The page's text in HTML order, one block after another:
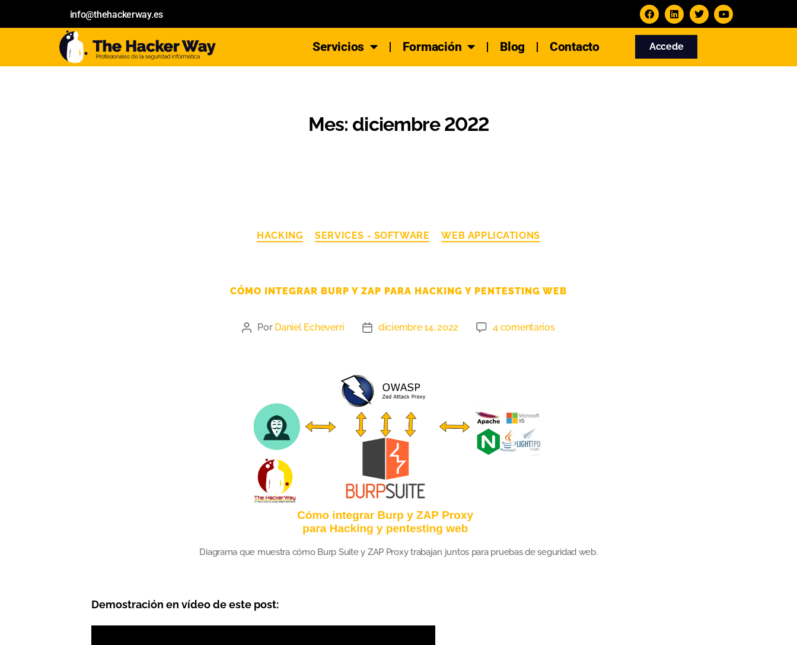
info@thehackerway.es
Servicios Formación Blog Contacto Accede
Mes: diciembre 2022
HACKING SERVICES - SOFTWARE WEB APPLICATIONS
CÓMO INTEGRAR BURP Y ZAP PARA HACKING Y PENTESTING WEB
Por Daniel Echeverri diciembre 14, 2022 4 comentarios
Diagrama que muestra cómo Burp Suite y ZAP Proxy trabajan juntos para pruebas de seguridad web.
Demostración en vídeo de este post: